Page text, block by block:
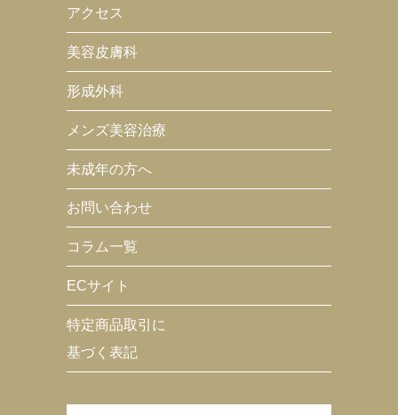
アクセス
美容皮膚科
形成外科
メンズ美容治療
未成年の方へ
お問い合わせ
コラム一覧
ECサイト
特定商品取引に
基づく表記